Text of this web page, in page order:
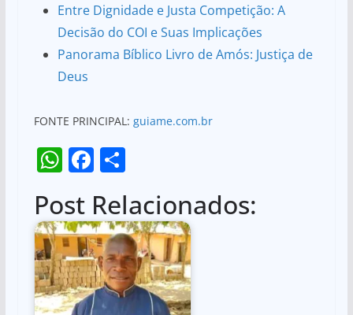
Entre Dignidade e Justa Competição: A
Decisão do COI e Suas Implicações
Panorama Bíblico Livro de Amós: Justiça de
Deus
FONTE PRINCIPAL: guiame.com.br
W
at
s
A
p
F
c
e
b
o
S
ar
e
Post Relacionados: